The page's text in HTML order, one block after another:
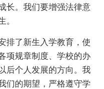
长。我们要增强法律意
。
排了新生入学教育，使
项规章制度、学校的办
后个人发展的方向。我
们的期望，严格遵守学